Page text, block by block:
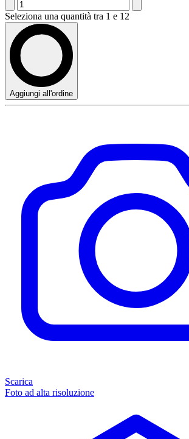
Seleziona una quantità tra 1 e 12
Aggiungi all'ordine
Scarica
Foto ad alta risoluzione